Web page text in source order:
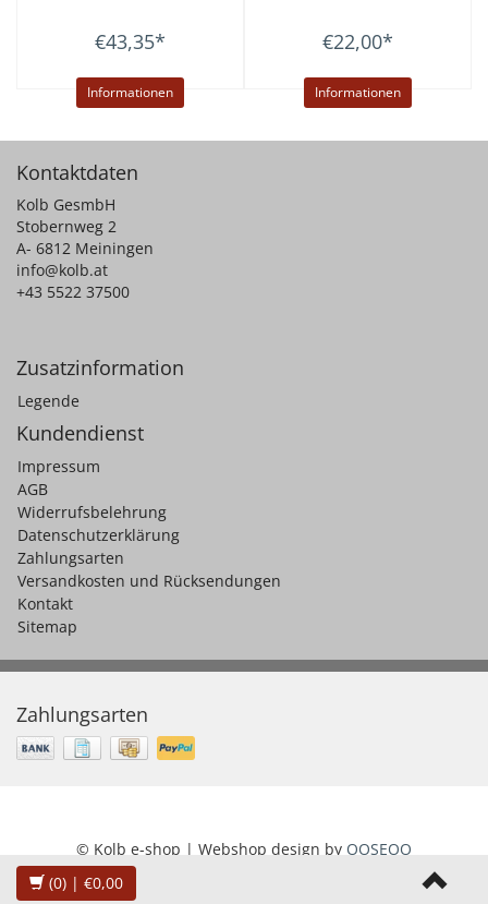
€43,35*
Informationen
€22,00*
Informationen
Kontaktdaten
Kolb GesmbH
Stobernweg 2
A- 6812 Meiningen
info@kolb.at
+43 5522 37500
Zusatzinformation
Legende
Kundendienst
Impressum
AGB
Widerrufsbelehrung
Datenschutzerklärung
Zahlungsarten
Versandkosten und Rücksendungen
Kontakt
Sitemap
Zahlungsarten
© Kolb e-shop | Webshop design by OOSEOO
(0) | €0,00